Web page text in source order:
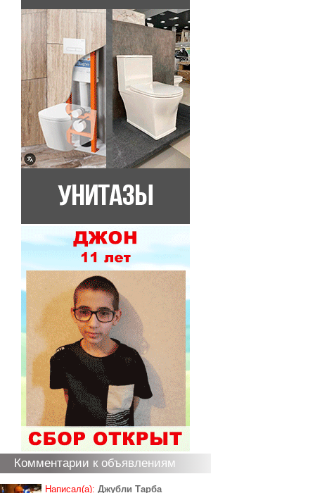
Комментарии к объявлениям
Написал(а): Джубли Тарба